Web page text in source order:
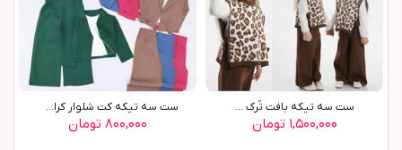
ست سه تیکه بافت تُرک ...
۱,۵۰۰,۰۰۰ تومان
ست سه تیکه کت شلوار کراپ ...
۸۰۰,۰۰۰ تومان